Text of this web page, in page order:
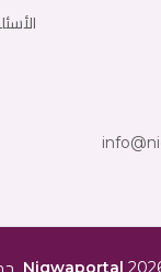
Nigwaportal